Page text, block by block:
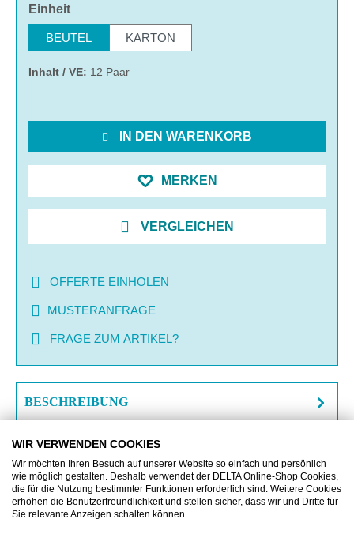
Einheitauswählen
BEUTEL KARTON
Inhalt / VE: 12 Paar
IN DEN WARENKORB
MERKEN
VERGLEICHEN
OFFERTE EINHOLEN
MUSTERANFRAGE
FRAGE ZUM ARTIKEL?
BESCHREIBUNG
ZUSATZINFORMATIONEN
DOWNLOAD
WIR VERWENDEN COOKIES
Wir möchten Ihren Besuch auf unserer Website so einfach und persönlich
wie möglich gestalten. Deshalb verwendet der DELTA Online-Shop Cookies,
die für die Nutzung bestimmter Funktionen erforderlich sind. Weitere Cookies
erhöhen die Benutzerfreundlichkeit und stellen sicher, dass wir und Dritte für
Sie relevante Anzeigen schalten können.